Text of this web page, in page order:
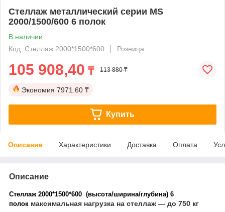
Стеллаж металлический серии MS
2000/1500/600 6 полок
В наличии
Код: Стеллаж 2000*1500*600
Розница
105 908,40 ₸ 113 880 ₸
Экономия 7971.60 ₸
Купить
Описание Характеристики Доставка Оплата
Описание
Стеллаж 2000*1500*600 (высота/ширина/глубина) 6
полок максимальная нагрузка на стеллаж ― до 750 кг